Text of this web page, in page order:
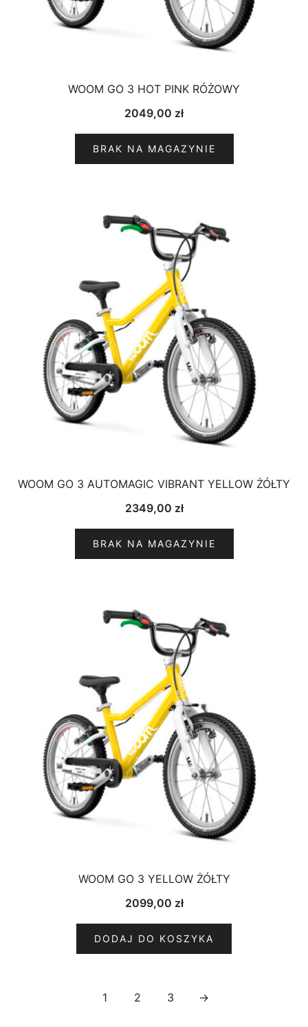
WOOM GO 3 HOT PINK RÓŻOWY
2049,00 zł
BRAK NA MAGAZYNIE
WOOM GO 3 AUTOMAGIC VIBRANT YELLOW ŻÓŁTY
2349,00 zł
BRAK NA MAGAZYNIE
WOOM GO 3 YELLOW ŻÓŁTY
2099,00 zł
DODAJ DO KOSZYKA
1 2 3 →